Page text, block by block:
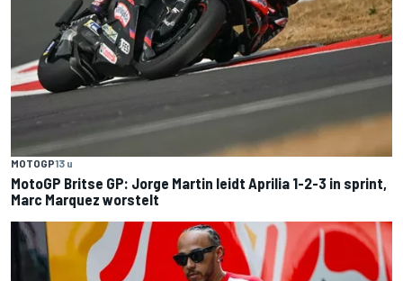
MOTOGP13 u
MotoGP Britse GP: Jorge Martin leidt Aprilia 1-2-3 in sprint,
Marc Marquez worstelt